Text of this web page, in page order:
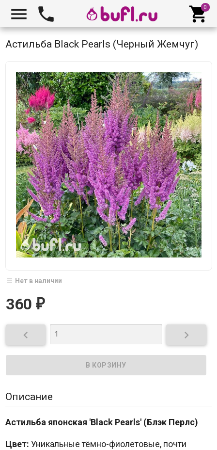
  
Астильба Black Pearls (Черный Жемчуг)
Нет в наличии
360 ₽
 
Описание
Астильба японская 'Black Pearls' (Блэк Перлс)
Цвет: Уникальные тёмно-фиолетовые, почти